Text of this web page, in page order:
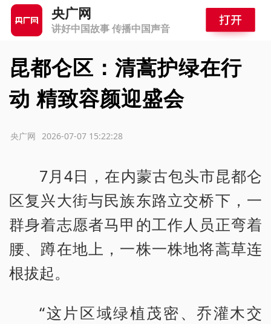
央广网
讲好中国故事 传播中国声音
昆都仑区：清蒿护绿在行
动 精致容颜迎盛会
2026-07-07 15:22:28
央广网
7月4日，在内蒙古包头市昆都仑
区复兴大街与民族东路立交桥下，一
群身着志愿者马甲的工作人员正弯着
腰、蹲在地上，一株一株地将蒿草连
根拔起。
“这片区域绿植茂密、乔灌木交